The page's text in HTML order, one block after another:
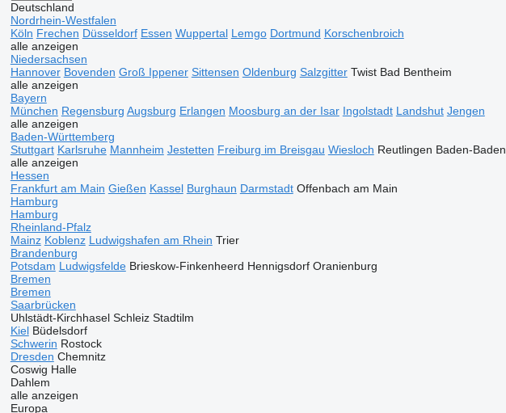
Deutschland
Nordrhein-Westfalen
Köln Frechen Düsseldorf Essen Wuppertal Lemgo Dortmund Korschenbroich
alle anzeigen
Niedersachsen
Hannover Bovenden Groß Ippener Sittensen Oldenburg Salzgitter Twist Bad Bentheim
alle anzeigen
Bayern
München Regensburg Augsburg Erlangen Moosburg an der Isar Ingolstadt Landshut Jengen
alle anzeigen
Baden-Württemberg
Stuttgart Karlsruhe Mannheim Jestetten Freiburg im Breisgau Wiesloch Reutlingen Baden-Baden
alle anzeigen
Hessen
Frankfurt am Main Gießen Kassel Burghaun Darmstadt Offenbach am Main
Hamburg
Hamburg
Rheinland-Pfalz
Mainz Koblenz Ludwigshafen am Rhein Trier
Brandenburg
Potsdam Ludwigsfelde Brieskow-Finkenheerd Hennigsdorf Oranienburg
Bremen
Bremen
Saarbrücken
Uhlstädt-Kirchhasel Schleiz Stadtilm
Kiel Büdelsdorf
Schwerin Rostock
Dresden Chemnitz
Coswig Halle
Dahlem
alle anzeigen
Europa